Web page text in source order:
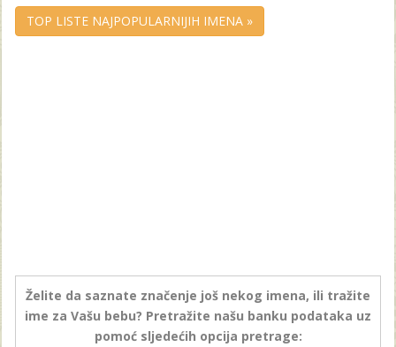
TOP LISTE NAJPOPULARNIJIH IMENA »
Želite da saznate značenje još nekog imena, ili tražite
ime za Vašu bebu? Pretražite našu banku podataka uz
pomoć sljedećih opcija pretrage: